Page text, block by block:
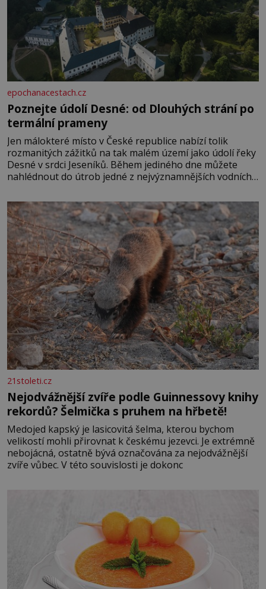
epochanacestach.cz
Poznejte údolí Desné: od Dlouhých strání po
termální prameny
Jen málokteré místo v České republice nabízí tolik
rozmanitých zážitků na tak malém území jako údolí řeky
Desné v srdci Jeseníků. Během jediného dne můžete
nahlédnout do útrob jedné z nejvýznamnějších vodních
se na koloběžce a den zakončit poznáváním památek ve
Velkých Losinách nebo v termálním
21stoleti.cz
Nejodvážnější zvíře podle Guinnessovy knihy
rekordů? Šelmička s pruhem na hřbetě!
Medojed kapský je lasicovitá šelma, kterou bychom
velikostí mohli přirovnat k českému jezevci. Je extrémně
nebojácná, ostatně bývá označována za nejodvážnější
zvíře vůbec. V této souvislosti je dokonc